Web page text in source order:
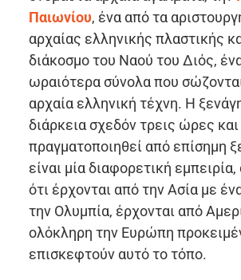
Παιωνίου, ένα από τα
αρχαίας ελληνικής πλαστικής
διάκοσμο του Ναού του Διός,
ωραιότερα σύνολα που
αρχαία ελληνική τέχνη. Η
διάρκεια σχεδόν τρεις ώρες
πραγματοποιηθεί από επίσημη
είναι μία διαφορετική
ότι έρχονται από την Ασία με
την Ολυμπία, έρχονται από
ολόκληρη την Ευρώπη
επισκεφτούν αυτό το τόπο.